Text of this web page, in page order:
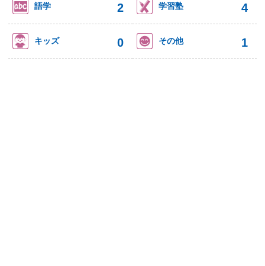
語学 2 学習塾 4
キッズ 0 その他 1